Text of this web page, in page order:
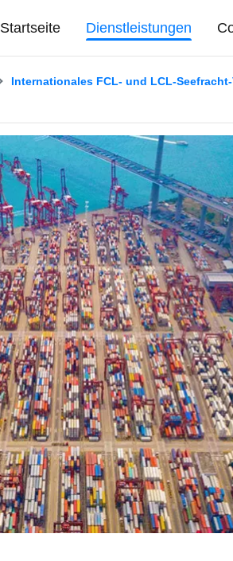
Startseite Dienstleistungen
Internationales FCL- und LCL-